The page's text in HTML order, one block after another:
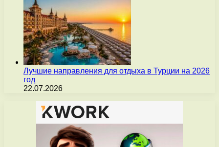
Лучшие направления для отдыха в Турции на 2026
год
22.07.2026